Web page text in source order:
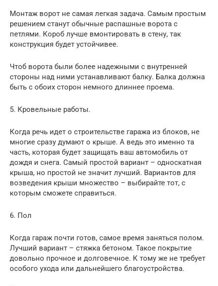
Монтаж ворот не самая легкая задача. Самым простым
решением станут обычные распашные ворота с
петлями. Короб лучше вмонтировать в стену, так
конструкция будет устойчивее.
Чтоб ворота были более надежными с внутренней
стороны над ними устанавливают балку. Балка должна
быть с обоих сторон немного длиннее проема.
5. Кровельные работы.
Когда речь идет о строительстве гаража из блоков, не
многие сразу думают о крыше. А ведь это именно та
часть, которая будет защищать ваш автомобиль от
дождя и снега. Самый простой вариант – односкатная
крыша, но простой не значит лучший. Вариантов для
возведения крыши множество – выбирайте тот, с
которым сможете справиться.
6. Пол
Когда гараж почти готов, самое время заняться полом.
Лучший вариант – стяжка бетоном. Такое покрытие
довольно прочное и долговечное. К тому же не требует
особого ухода или дальнейшего благоустройства.